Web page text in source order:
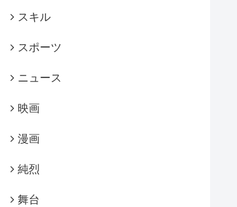
スキル
スポーツ
ニュース
映画
漫画
純烈
舞台